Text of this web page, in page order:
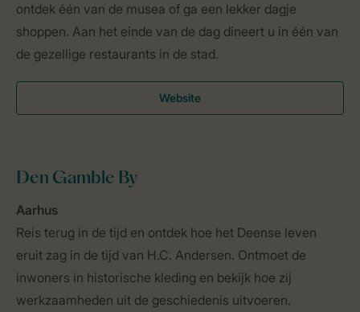
ontdek één van de musea of ga een lekker dagje
shoppen. Aan het einde van de dag dineert u in één van
de gezellige restaurants in de stad.
Website
Den Gamble By
Aarhus
Reis terug in de tijd en ontdek hoe het Deense leven
eruit zag in de tijd van H.C. Andersen. Ontmoet de
inwoners in historische kleding en bekijk hoe zij
werkzaamheden uit de geschiedenis uitvoeren.